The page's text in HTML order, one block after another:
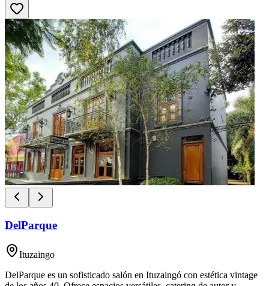
DelParque
Ituzaingo
DelParque es un sofisticado salón en Ituzaingó con estética vintage